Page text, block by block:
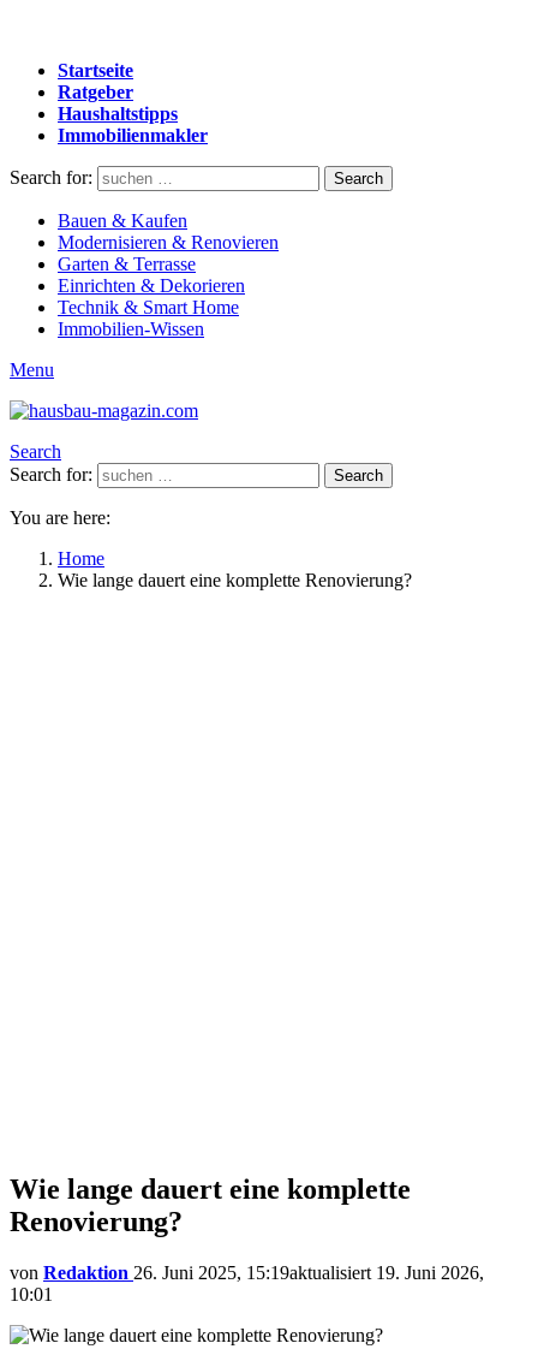
Startseite
Ratgeber
Haushaltstipps
Immobilienmakler
Search for: Search
Bauen & Kaufen
Modernisieren & Renovieren
Garten & Terrasse
Einrichten & Dekorieren
Technik & Smart Home
Immobilien-Wissen
Menu
Search
Search for:
Search
You are here:
Home
Wie lange dauert eine komplette Renovierung?
Wie lange dauert eine komplette
Renovierung?
von Redaktion 26. Juni 2025, 15:19aktualisiert 19. Juni 2026,
10:01